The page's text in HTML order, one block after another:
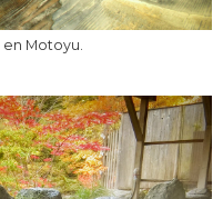
Motoyu.